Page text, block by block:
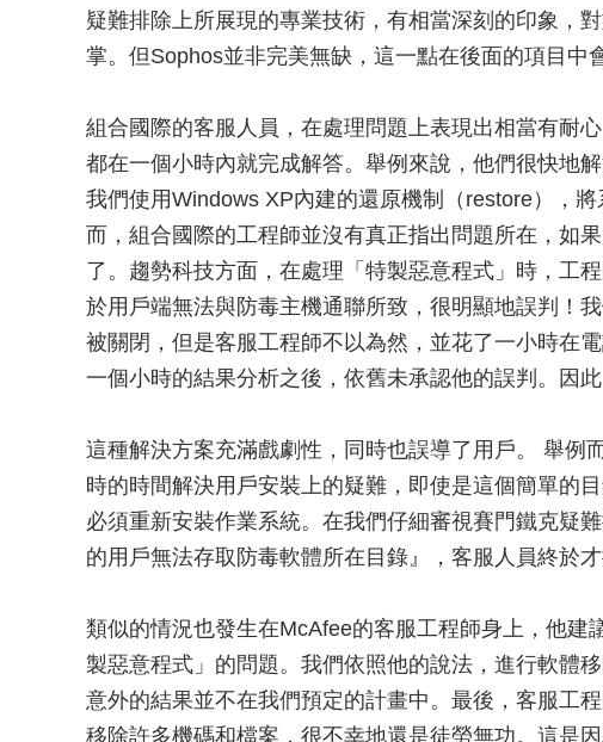
疑難排除上所展現的專業技術，有相當深刻的印象，
掌。但Sophos並非完美無缺，這一點在後面的項目中
組合國際的客服人員，在處理問題上表現出相當有耐
都在一個小時內就完成解答。舉例來說，他們很快地
我們使用Windows XP內建的還原機制（restore），
而，組合國際的工程師並沒有真正指出問題所在，如
了。趨勢科技方面，在處理「特製惡意程式」時，工
於用戶端無法與防毒主機通聯所致，很明顯地誤判！
被關閉，但是客服工程師不以為然，並花了一小時在
一個小時的結果分析之後，依舊未承認他的誤判。因
這種解決方案充滿戲劇性，同時也誤導了用戶。 舉例
時的時間解決用戶安裝上的疑難，即使是這個簡單的
必須重新安裝作業系統。在我們仔細審視賽門鐵克疑
的用戶無法存取防毒軟體所在目錄』，客服人員終於才
類似的情況也發生在McAfee的客服工程師身上，他建
製惡意程式」的問題。我們依照他的說法，進行軟體
意外的結果並不在我們預定的計畫中。最後，客服工
移除許多機碼和檔案，很不幸地還是徒勞無功。這是